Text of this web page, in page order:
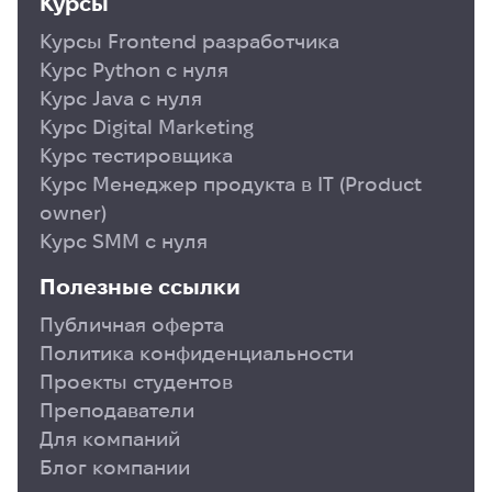
Курсы Frontend разработчика
Курс Python с нуля
Курс Java с нуля
Курс Digital Marketing
Курс тестировщика
Курс Менеджер продукта в ІТ (Product
owner)
Курс SMM с нуля
Полезные ссылки
Публичная оферта
Политика конфиденциальности
Проекты студентов
Преподаватели
Для компаний
Блог компании